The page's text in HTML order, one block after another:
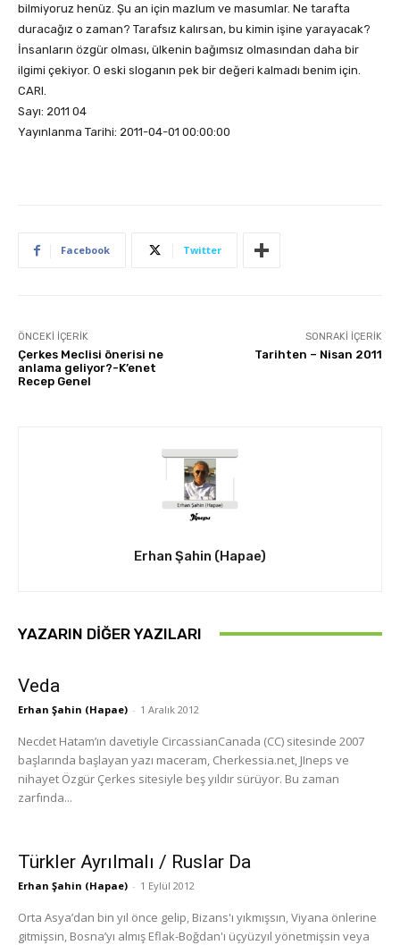
bilmiyoruz henüz. Şu an için mazlum ve masumlar. Ne tarafta
duracağız o zaman? Tarafsız kalırsan, bu kimin işine yarayacak?
İnsanların özgür olması, ülkenin bağımsız olmasından daha bir
ilgimi çekiyor. O eski sloganın pek bir değeri kalmadı benim için.
CARI.
Sayı: 2011 04
Yayınlanma Tarihi: 2011-04-01 00:00:00
Facebook Twitter
ÖNCEKI İÇERIK
Çerkes Meclisi önerisi ne
anlama geliyor?-K’enet
Recep Genel
SONRAKI İÇERIK
Tarihten – Nisan 2011
Erhan Şahin (Hapae)
YAZARIN DIĞER YAZILARI
Veda
Erhan Şahin (Hapae) - 1 Aralık 2012
Necdet Hatam’ın davetiyle CircassianCanada (CC) sitesinde 2007
başlarında başlayan yazı maceram, Cherkessia.net, JIneps ve
nihayet Özgür Çerkes sitesiyle beş yıldır sürüyor. Bu zaman
zarfında...
Türkler Ayrılmalı / Ruslar Da
Erhan Şahin (Hapae) - 1 Eylül 2012
Orta Asya’dan bin yıl önce gelip, Bizans'ı yıkmışsın, Viyana önlerine
gitmişsin, Bosna’yı almış Eflak-Boğdan'ı üçyüzyıl yönetmişsin veya